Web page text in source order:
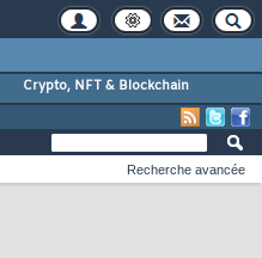
Crypto, NFT & Blockchain
Recherche avancée